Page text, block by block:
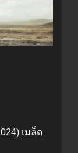
เมล็ด